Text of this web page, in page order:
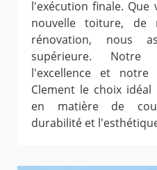
l'exécution finale. Que
nouvelle toiture, de
rénovation, nous
supérieure. Notre
l'excellence et
Clement le choix
en matière de
durabilité et